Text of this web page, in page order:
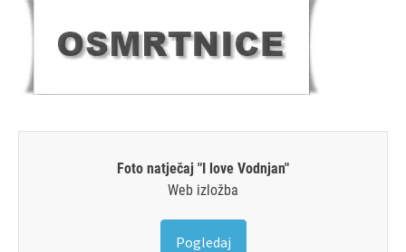
Foto natječaj "I love Vodnjan"
Web izložba
Pogledaj